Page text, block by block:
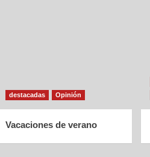
destacadas Opinión
Vacaciones de verano